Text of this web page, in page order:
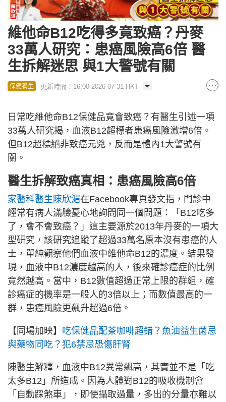
維他命B12吃得多竟致癌？丹麥
33萬人研究：患癌風險高6倍 醫
生拆解迷思 與1大警號有關
保健養生 更新時間：16:00 2026-07-31 HKT
日常吃維他命B12保健品竟會致癌？有醫生引述一項
33萬人研究揭，血液B12超標者患癌風險激增6倍。
但B12超標絕非致癌元兇，反而是體內1大警號有
關。
醫生拆解致癌真相：患癌風險高6倍
家醫科醫生陳欣湄在Facebook專頁發文指，門診中
經常有病人滿臉憂心地詢問同一個問題：「B12吃多
了，會不會致癌？」這主要源於2013年丹麥的一項大
型研究，該研究追蹤了超過33萬名原本沒有患癌的人
士，單純觀察他們血液中維他命B12的濃度。結果發
現，血液中B12濃度越高的人，後來確診癌症的比例
竟然越高。當中，B12數值超過正常上限的群組，確
診癌症的機率是一般人的3倍以上；而數值最高的一
群，患癌風險更飆升超過6倍。
【同場加映】 吃保健品配茶咖啡超錯？魚油益生菌忌
與藥物同吃？犯6禁忌恐傷肝腎
陳醫生解釋，血液中B12異常飆高，其實並不是「吃
太多B12」所造成。因為人體對B12的吸收機制會
「自動踩煞車」，即使攝取過量，多出的分量亦難以